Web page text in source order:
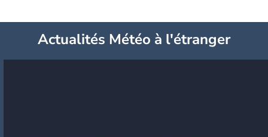
Actualités Météo à l'étranger